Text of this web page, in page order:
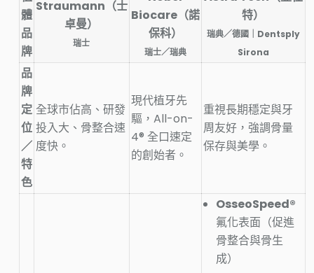
體
品
牌
Straumann（士
卓曼）
瑞士
Biocare（諾
保科）
瑞士／瑞典
特）
瑞典／德國｜Dentsply
Sirona
品
牌
定
位
／
特
色
全球市佔高、研發
投入大、骨整合速
度快。
現代植牙先
驅，All-on-
4® 全口速定
的創始者。
重視長期穩定與牙
周友好，強調骨量
保存與美學。
OsseoSpeed®
氟化表面（促進
骨整合與骨生
成）